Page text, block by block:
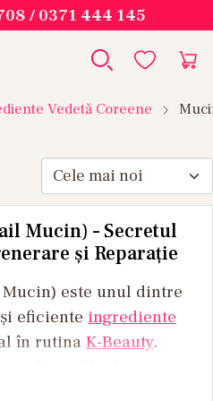
/ 0371 444 145
Vedetă Coreene
Mucin) – Secretul
și Reparație
este unul dintre
eficiente ingrediente
în rutina K-Beauty.
este recunoscută